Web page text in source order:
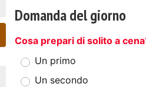
Domanda del giorno
Cosa prepari di solito a
Un primo
Un secondo